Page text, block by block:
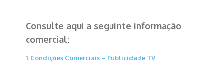
Consulte aqui a seguinte informação
comercial:
1. Condições Comerciais – Publicidade TV